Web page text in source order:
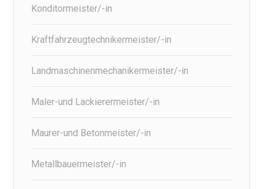
Konditormeister/-in
Kraftfahrzeugtechnikermeister/-in
Landmaschinenmechanikermeister/-in
Maler-und Lackierermeister/-in
Maurer-und Betonmeister/-in
Metallbauermeister/-in